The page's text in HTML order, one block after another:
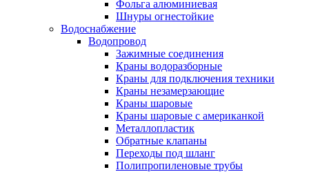
Фольга алюминиевая
Шнуры огнестойкие
Водоснабжение
Водопровод
Зажимные соединения
Краны водоразборные
Краны для подключения техники
Краны незамерзающие
Краны шаровые
Краны шаровые с американкой
Металлопластик
Обратные клапаны
Переходы под шланг
Полипропиленовые трубы